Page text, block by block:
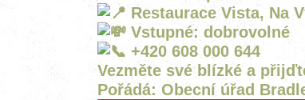
Restaurace Vista, Na
Vstupné: dobrovolné
+420 608 000 644
Vezměte své blízké a
Pořádá: Obecní úřad